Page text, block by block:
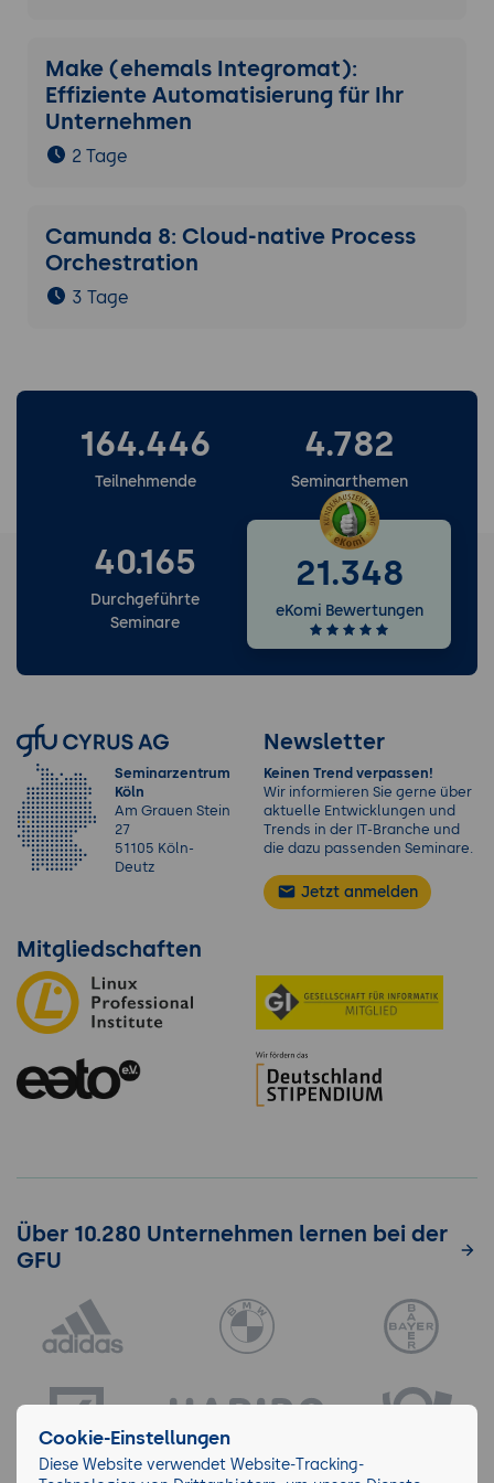
Weiterentwicklung und Support:
Ressourcen zur kontinuierlichen
Weiterbildung und Nutzung von
neuesten Stand zu bleiben.
Make (ehemals Integromat):
Effiziente Automatisierung für Ihr
Unternehmen
2 Tage
Camunda 8: Cloud-native Process
Orchestration
3 Tage
164.446
Teilnehmende
4.782
Seminarthemen
40.165
Durchgeführte
Seminare
21.348
eKomi Bewertungen
Seminarzentrum
Köln
Am Grauen Stein
27
51105 Köln-
Deutz
Newsletter
Keinen Trend verpassen!
Wir informieren Sie gerne über
aktuelle Entwicklungen und
Trends in der IT-Branche und
die dazu passenden Seminare.
Jetzt anmelden
Mitgliedschaften
Über 10.280 Unternehmen lernen bei der
GFU
Cookie-Einstellungen
Diese Website verwendet Website-Tracking-